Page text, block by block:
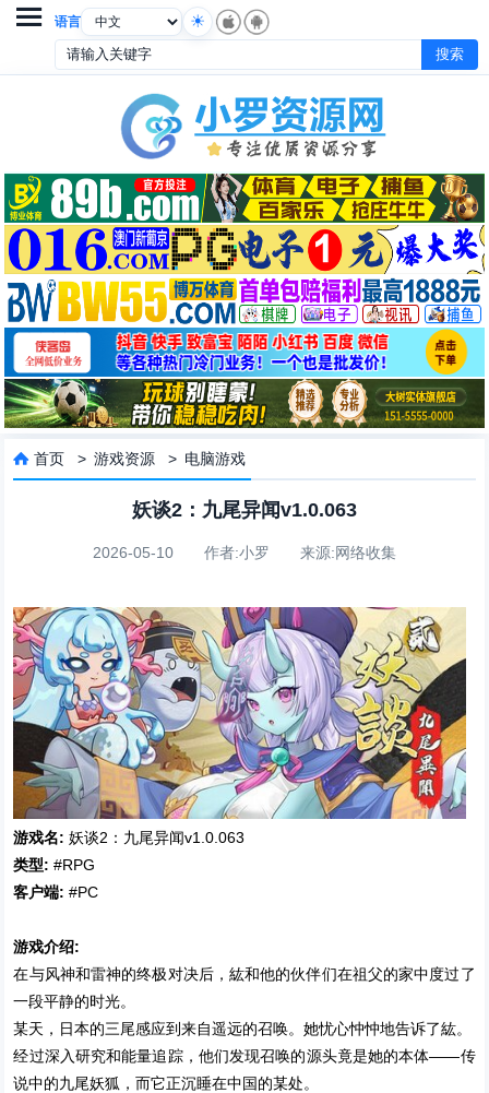
语言

 首页 >游戏资源 > 电脑游戏
妖谈2：九尾异闻v1.0.063
2026-05-10 作者:小罗 来源:网络收集
游戏名: 妖谈2：九尾异闻v1.0.063
类型: #RPG
客户端: #PC
游戏介绍:
在与风神和雷神的终极对决后，紘和他的伙伴们在祖父的家中度过了
一段平静的时光。
某天，日本的三尾感应到来自遥远的召唤。她忧心忡忡地告诉了紘。
经过深入研究和能量追踪，他们发现召唤的源头竟是她的本体——传
说中的九尾妖狐，而它正沉睡在中国的某处。